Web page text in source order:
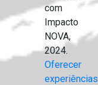
com
Impacto
NOVA,
2024.
Oferecer
experiências